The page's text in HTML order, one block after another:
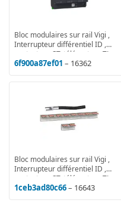
Bloc modulaires sur rail Vigi ,
Interrupteur différentiel ID ,
contacteur CT, télérupteur TL
6f900a87ef01 – 16362
Bloc modulaires sur rail Vigi ,
Interrupteur différentiel ID ,
contacteur CT, télérupteur TL
1ceb3ad80c66– 16643